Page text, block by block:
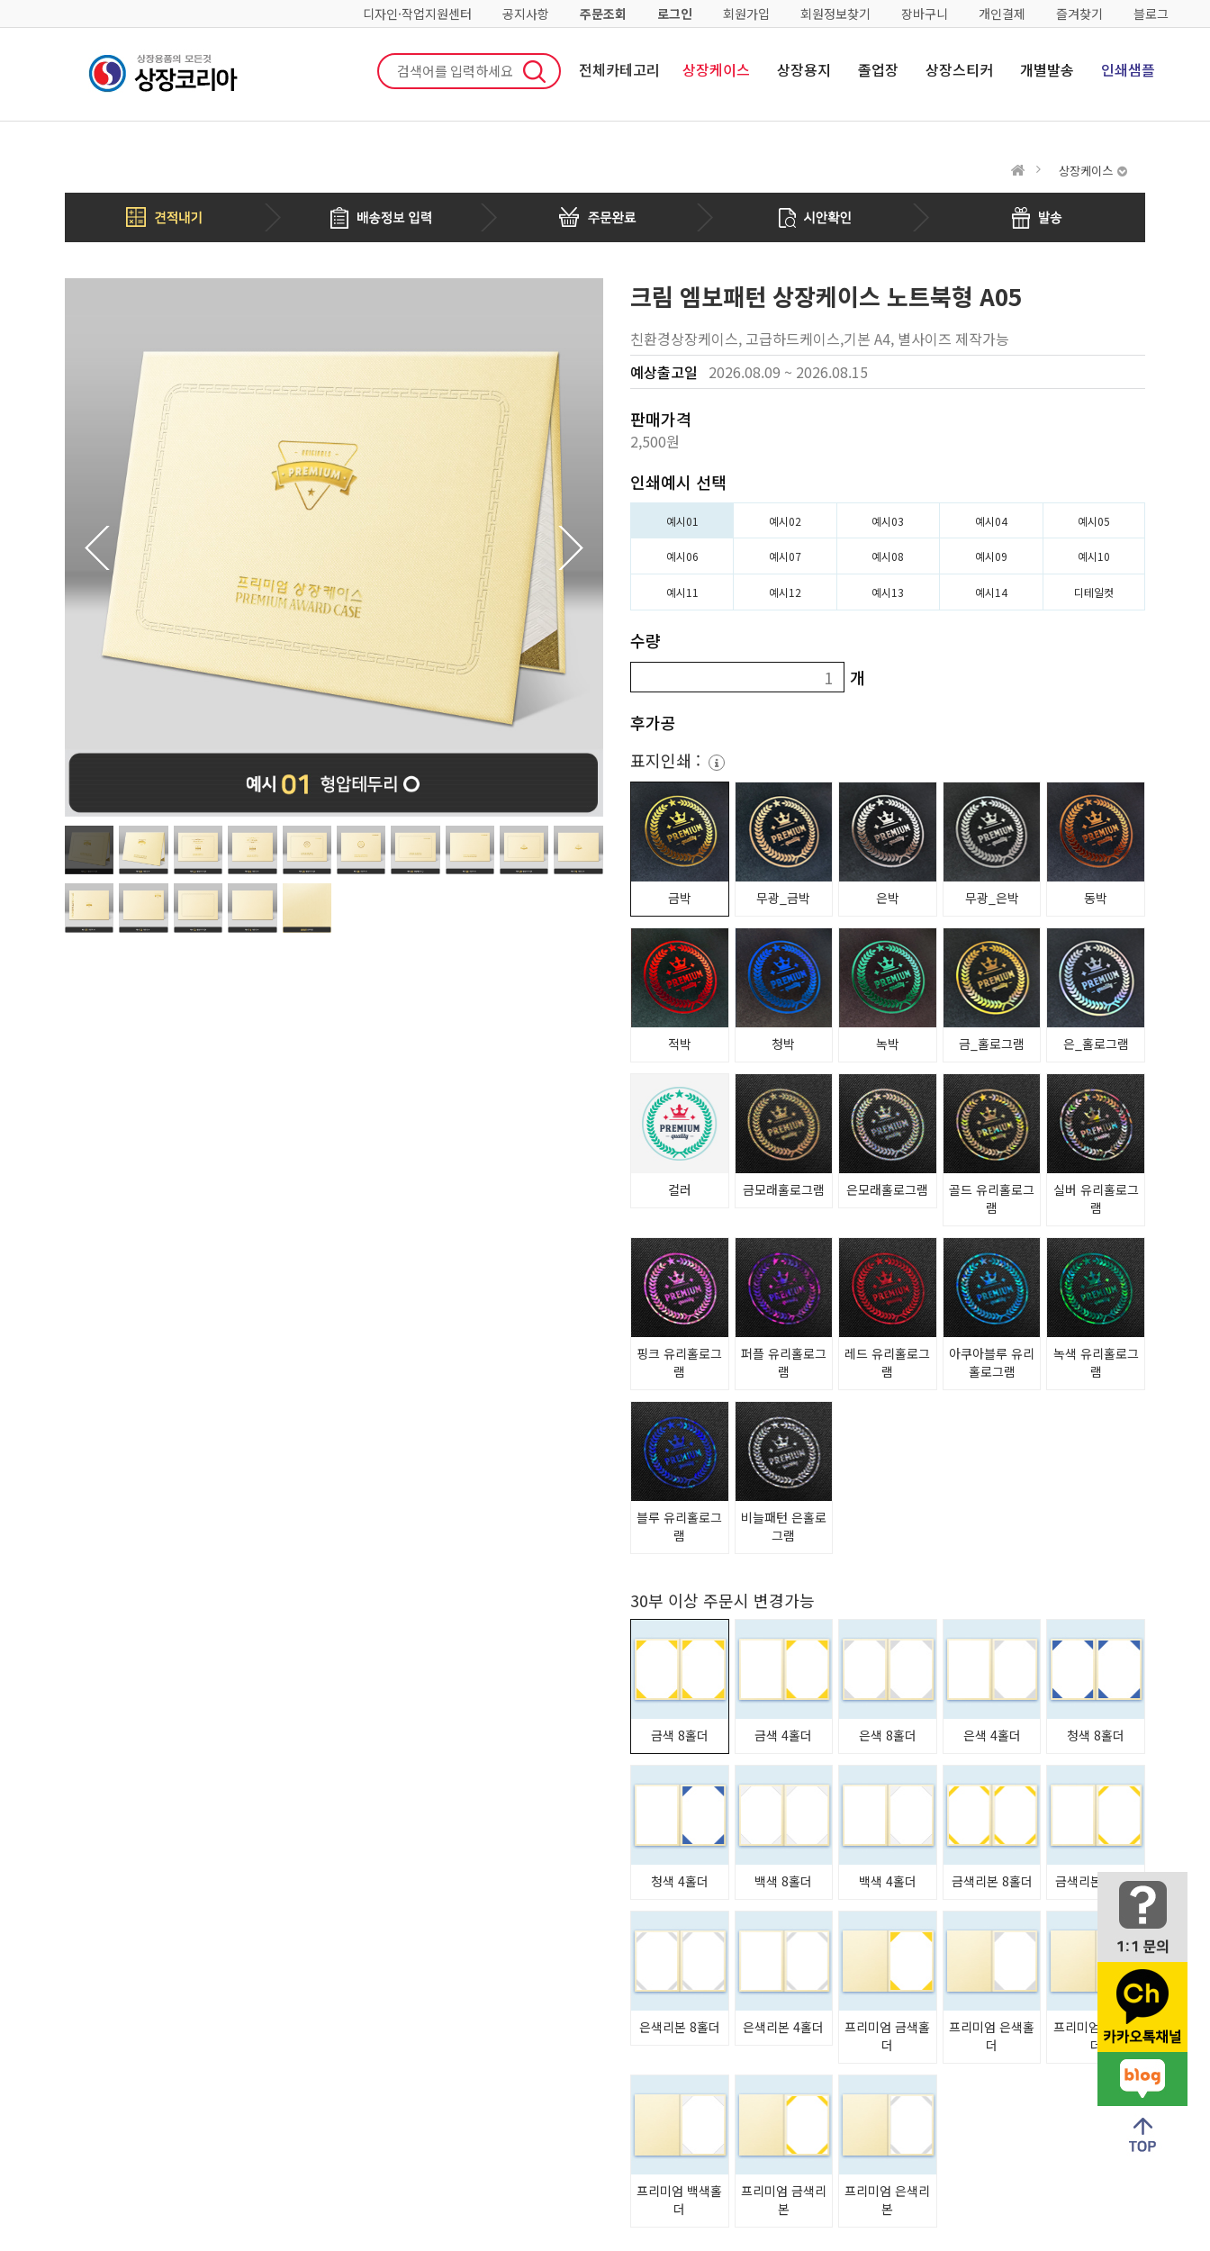
디자인·작업지원센터 공지사항 주문조회 로그인 회원가입 회원정보찾기 장바구니 개인결제 즐겨찾기 블로그
검색 전체카테고리 상장케이스 상장용지 졸업장 상장스티커 개별발송 인쇄샘플
상장케이스
크림 엠보패턴 상장케이스 노트북형 A05
친환경상장케이스, 고급하드케이스,기본 A4, 별사이즈 제작가능
예상출고일
2026.08.09 ~ 2026.08.15
판매가격
2,500원
인쇄예시 선택
예시01 예시02 예시03 예시04 예시05
예시06 예시07 예시08 예시09 예시10
예시11 예시12 예시13 예시14 디테일컷
수량
개
후가공
표지인쇄 :
금박 무광_금박 은박 무광_은박 동박
적박 청박 녹박 금_홀로그램 은_홀로그램
컬러 금모래홀로그램 은모래홀로그램
골드 유리홀로그
램
실버 유리홀로그
램
핑크 유리홀로그
램
퍼플 유리홀로그
램
레드 유리홀로그
램
아쿠아블루 유리
홀로그램
녹색 유리홀로그
램
블루 유리홀로그
램
비늘패턴 은홀로
그램
30부 이상 주문시 변경가능
금색 8홀더 금색 4홀더 은색 8홀더 은색 4홀더 청색 8홀더
청색 4홀더 백색 8홀더 백색 4홀더 금색리본 8홀더 금색리본 4홀더
은색리본 8홀더 은색리본 4홀더
프리미엄 금색홀
더
프리미엄 은색홀
더
프리미엄 청색홀
더
프리미엄 백색홀
더
프리미엄 금색리
본
프리미엄 은색리
본